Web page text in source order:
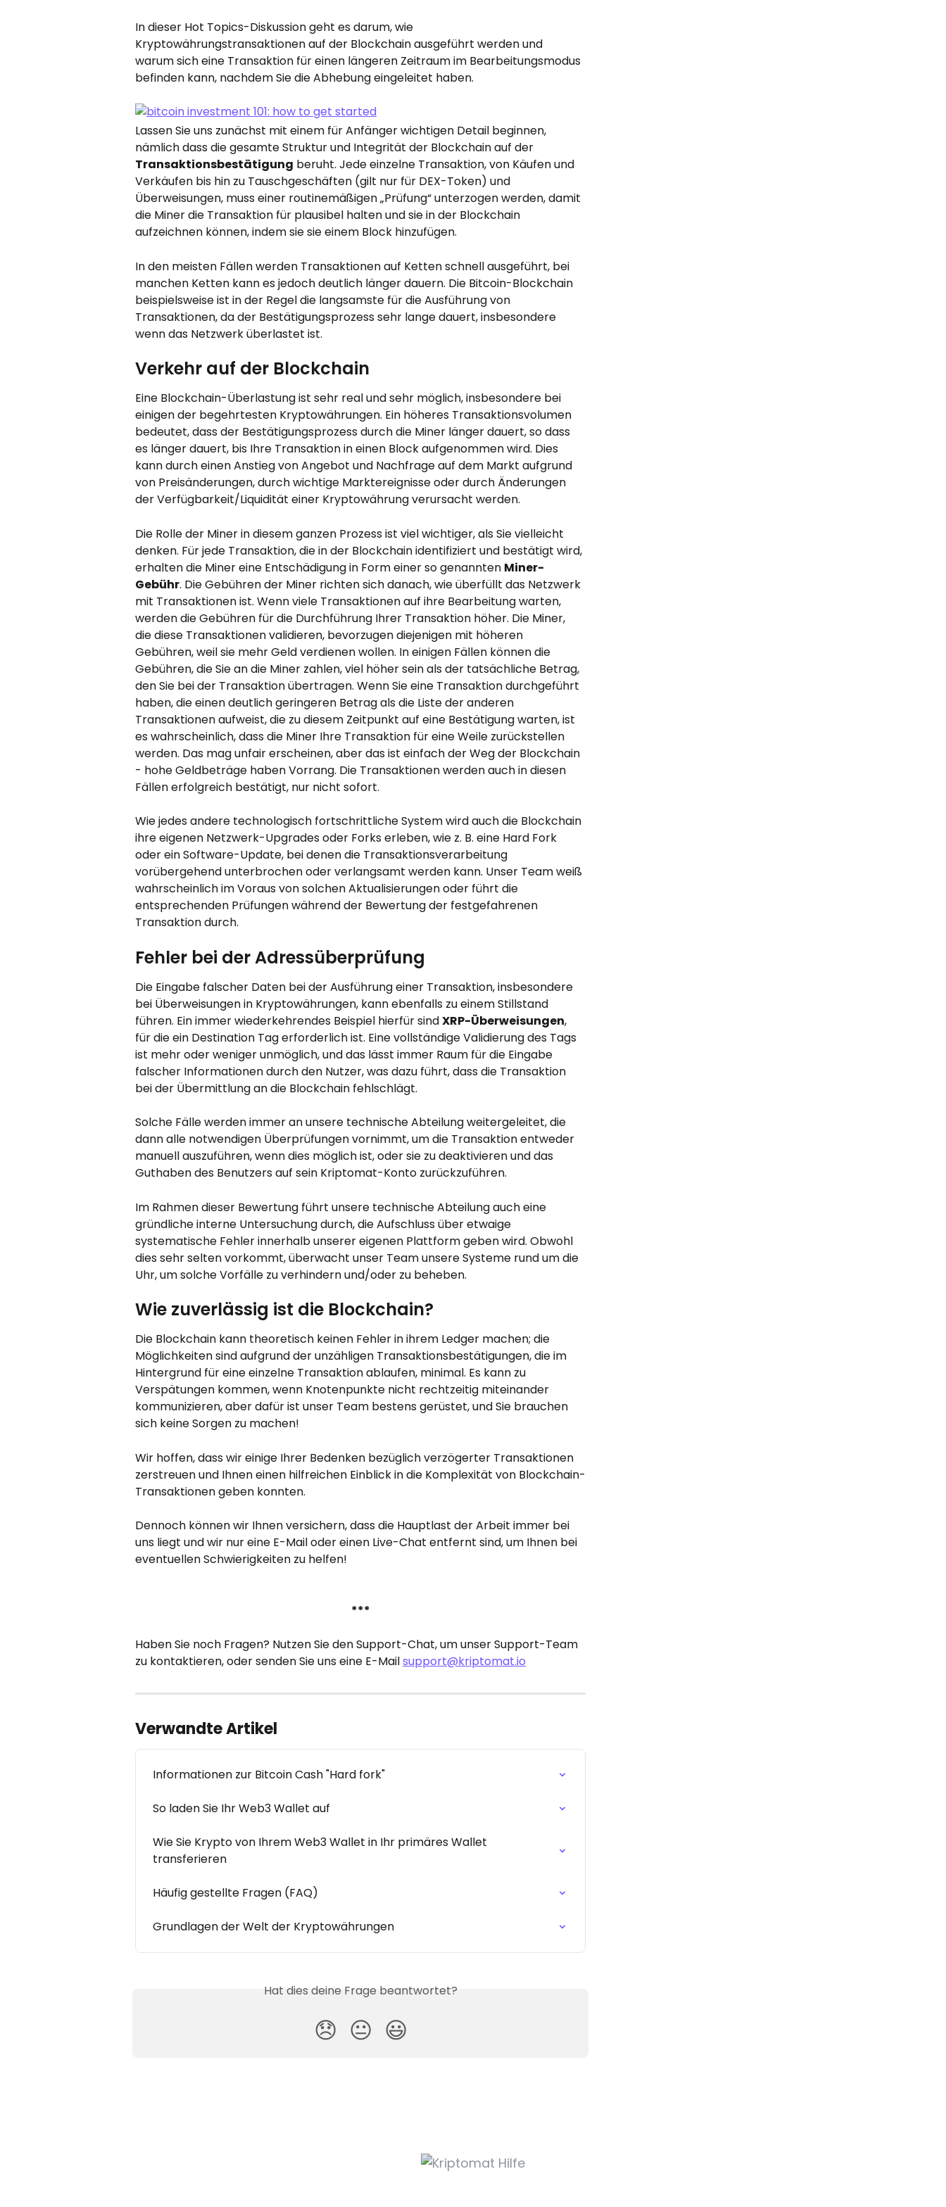
In dieser Hot Topics-Diskussion geht es darum, wie
Kryptowährungstransaktionen auf der Blockchain ausgeführt werden und
warum sich eine Transaktion für einen längeren Zeitraum im Bearbeitungsmodus
befinden kann, nachdem Sie die Abhebung eingeleitet haben.
Lassen Sie uns zunächst mit einem für Anfänger wichtigen Detail beginnen,
nämlich dass die gesamte Struktur und Integrität der Blockchain auf der
Transaktionsbestätigung beruht. Jede einzelne Transaktion, von Käufen und
Verkäufen bis hin zu Tauschgeschäften (gilt nur für DEX-Token) und
Überweisungen, muss einer routinemäßigen „Prüfung“ unterzogen werden, damit
die Miner die Transaktion für plausibel halten und sie in der Blockchain
aufzeichnen können, indem sie sie einem Block hinzufügen.
In den meisten Fällen werden Transaktionen auf Ketten schnell ausgeführt, bei
manchen Ketten kann es jedoch deutlich länger dauern. Die Bitcoin-Blockchain
beispielsweise ist in der Regel die langsamste für die Ausführung von
Transaktionen, da der Bestätigungsprozess sehr lange dauert, insbesondere
wenn das Netzwerk überlastet ist.
Verkehr auf der Blockchain
Eine Blockchain-Überlastung ist sehr real und sehr möglich, insbesondere bei
einigen der begehrtesten Kryptowährungen. Ein höheres Transaktionsvolumen
bedeutet, dass der Bestätigungsprozess durch die Miner länger dauert, so dass
es länger dauert, bis Ihre Transaktion in einen Block aufgenommen wird. Dies
kann durch einen Anstieg von Angebot und Nachfrage auf dem Markt aufgrund
von Preisänderungen, durch wichtige Marktereignisse oder durch Änderungen
der Verfügbarkeit/Liquidität einer Kryptowährung verursacht werden.
Die Rolle der Miner in diesem ganzen Prozess ist viel wichtiger, als Sie vielleicht
denken. Für jede Transaktion, die in der Blockchain identifiziert und bestätigt wird,
erhalten die Miner eine Entschädigung in Form einer so genannten Miner-
Gebühr. Die Gebühren der Miner richten sich danach, wie überfüllt das Netzwerk
mit Transaktionen ist. Wenn viele Transaktionen auf ihre Bearbeitung warten,
werden die Gebühren für die Durchführung Ihrer Transaktion höher. Die Miner,
die diese Transaktionen validieren, bevorzugen diejenigen mit höheren
Gebühren, weil sie mehr Geld verdienen wollen. In einigen Fällen können die
Gebühren, die Sie an die Miner zahlen, viel höher sein als der tatsächliche Betrag,
den Sie bei der Transaktion übertragen. Wenn Sie eine Transaktion durchgeführt
haben, die einen deutlich geringeren Betrag als die Liste der anderen
Transaktionen aufweist, die zu diesem Zeitpunkt auf eine Bestätigung warten, ist
es wahrscheinlich, dass die Miner Ihre Transaktion für eine Weile zurückstellen
werden. Das mag unfair erscheinen, aber das ist einfach der Weg der Blockchain
- hohe Geldbeträge haben Vorrang. Die Transaktionen werden auch in diesen
Fällen erfolgreich bestätigt, nur nicht sofort.
Wie jedes andere technologisch fortschrittliche System wird auch die Blockchain
ihre eigenen Netzwerk-Upgrades oder Forks erleben, wie z. B. eine Hard Fork
oder ein Software-Update, bei denen die Transaktionsverarbeitung
vorübergehend unterbrochen oder verlangsamt werden kann. Unser Team weiß
wahrscheinlich im Voraus von solchen Aktualisierungen oder führt die
entsprechenden Prüfungen während der Bewertung der festgefahrenen
Transaktion durch.
Fehler bei der Adressüberprüfung
Die Eingabe falscher Daten bei der Ausführung einer Transaktion, insbesondere
bei Überweisungen in Kryptowährungen, kann ebenfalls zu einem Stillstand
führen. Ein immer wiederkehrendes Beispiel hierfür sind XRP-Überweisungen,
für die ein Destination Tag erforderlich ist. Eine vollständige Validierung des Tags
ist mehr oder weniger unmöglich, und das lässt immer Raum für die Eingabe
falscher Informationen durch den Nutzer, was dazu führt, dass die Transaktion
bei der Übermittlung an die Blockchain fehlschlägt.
Solche Fälle werden immer an unsere technische Abteilung weitergeleitet, die
dann alle notwendigen Überprüfungen vornimmt, um die Transaktion entweder
manuell auszuführen, wenn dies möglich ist, oder sie zu deaktivieren und das
Guthaben des Benutzers auf sein Kriptomat-Konto zurückzuführen.
Im Rahmen dieser Bewertung führt unsere technische Abteilung auch eine
gründliche interne Untersuchung durch, die Aufschluss über etwaige
systematische Fehler innerhalb unserer eigenen Plattform geben wird. Obwohl
dies sehr selten vorkommt, überwacht unser Team unsere Systeme rund um die
Uhr, um solche Vorfälle zu verhindern und/oder zu beheben.
Wie zuverlässig ist die Blockchain?
Die Blockchain kann theoretisch keinen Fehler in ihrem Ledger machen; die
Möglichkeiten sind aufgrund der unzähligen Transaktionsbestätigungen, die im
Hintergrund für eine einzelne Transaktion ablaufen, minimal. Es kann zu
Verspätungen kommen, wenn Knotenpunkte nicht rechtzeitig miteinander
kommunizieren, aber dafür ist unser Team bestens gerüstet, und Sie brauchen
sich keine Sorgen zu machen!
Wir hoffen, dass wir einige Ihrer Bedenken bezüglich verzögerter Transaktionen
zerstreuen und Ihnen einen hilfreichen Einblick in die Komplexität von Blockchain-
Transaktionen geben konnten.
Dennoch können wir Ihnen versichern, dass die Hauptlast der Arbeit immer bei
uns liegt und wir nur eine E-Mail oder einen Live-Chat entfernt sind, um Ihnen bei
eventuellen Schwierigkeiten zu helfen!
***
Haben Sie noch Fragen? Nutzen Sie den Support-Chat, um unser Support-Team
zu kontaktieren, oder senden Sie uns eine E-Mail support@kriptomat.io
Verwandte Artikel
Informationen zur Bitcoin Cash "Hard fork"
So laden Sie Ihr Web3 Wallet auf
Wie Sie Krypto von Ihrem Web3 Wallet in Ihr primäres Wallet
transferieren
Häufig gestellte Fragen (FAQ)
Grundlagen der Welt der Kryptowährungen
Hat dies deine Frage beantwortet?
😞 😐 😃